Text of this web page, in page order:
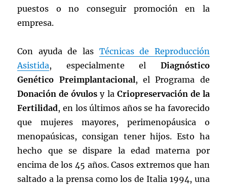
puestos o no conseguir promoción en la
empresa.
Con ayuda de las Técnicas de Reproducción
Asistida, especialmente el Diagnóstico
Genético Preimplantacional, el Programa de
Donación de óvulos y la Criopreservación de la
Fertilidad, en los últimos años se ha favorecido
que mujeres mayores, perimenopáusica o
menopaúsicas, consigan tener hijos. Esto ha
hecho que se dispare la edad materna por
encima de los 45 años. Casos extremos que han
saltado a la prensa como los de Italia 1994, una